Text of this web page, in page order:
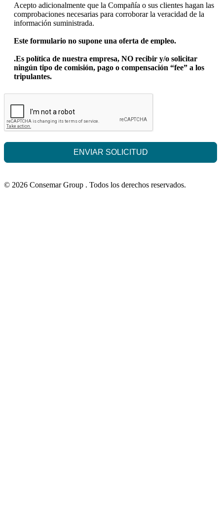
Acepto adicionalmente que la Compañía o sus clientes hagan las
comprobaciones necesarias para corroborar la veracidad de la
información suministrada.
Este formulario no supone una oferta de empleo.
.Es política de nuestra empresa, NO recibir y/o solicitar
ningún tipo de comisión, pago o compensación “fee” a los
tripulantes.
ENVIAR SOLICITUD
© 2026 Consemar Group . Todos los derechos reservados.